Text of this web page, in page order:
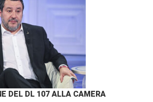
DEL DL 107 ALLA CAMERA